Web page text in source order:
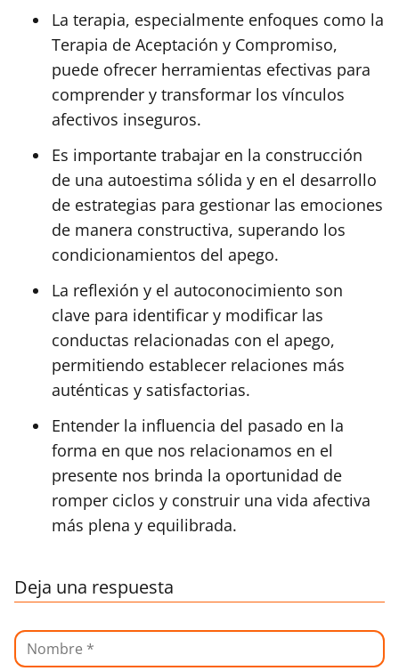
La terapia, especialmente enfoques como la
Terapia de Aceptación y Compromiso,
puede ofrecer herramientas efectivas para
comprender y transformar los vínculos
afectivos inseguros.
Es importante trabajar en la construcción
de una autoestima sólida y en el desarrollo
de estrategias para gestionar las emociones
de manera constructiva, superando los
condicionamientos del apego.
La reflexión y el autoconocimiento son
clave para identificar y modificar las
conductas relacionadas con el apego,
permitiendo establecer relaciones más
auténticas y satisfactorias.
Entender la influencia del pasado en la
forma en que nos relacionamos en el
presente nos brinda la oportunidad de
romper ciclos y construir una vida afectiva
más plena y equilibrada.
Deja una respuesta